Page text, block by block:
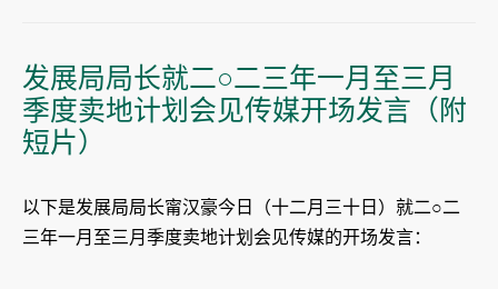
发展局局长就二○二三年一月至三月
季度卖地计划会见传媒开场发言（附
短片）
以下是发展局局长甯汉豪今日（十二月三十日）就二○二
三年一月至三月季度卖地计划会见传媒的开场发言：